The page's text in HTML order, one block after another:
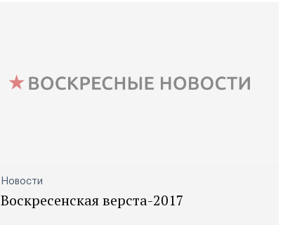
Новости
Воскресенская верста-2017